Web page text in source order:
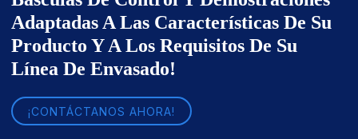
Adaptadas A Las Características De Su
Producto Y A Los Requisitos De Su
Línea De Envasado!
¡CONTÁCTANOS AHORA!